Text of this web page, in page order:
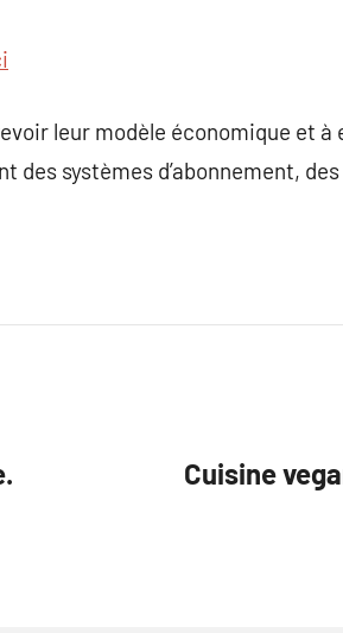
leur modèle économique et à
des systèmes d’abonnement,
Cuisine